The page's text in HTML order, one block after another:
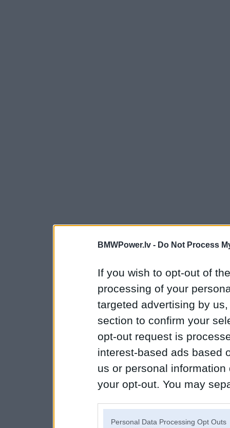
BMWPower.lv - Do Not Process
If you wish to opt-out of
processing of your
targeted advertising by
section to confirm your
opt-out request is
interest-based ads based
us or personal
your opt-out. You may
Personal Data Processing Opt Outs